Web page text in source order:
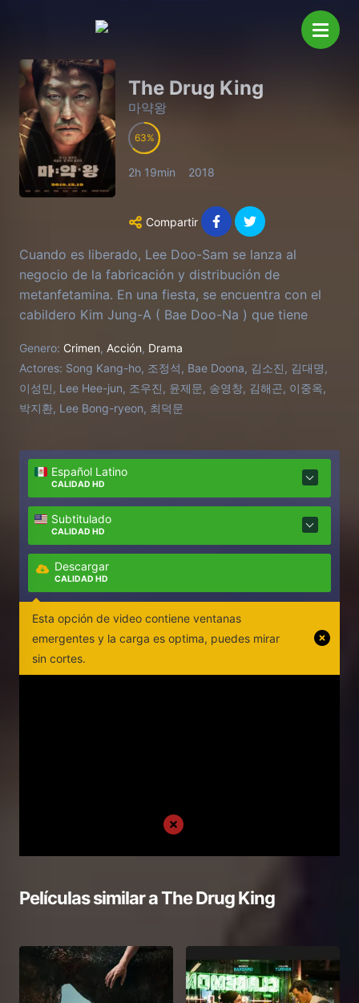
The Drug King
마약왕
63
2h 19min 2018
Compartir
Cuando es liberado, Lee Doo-Sam se lanza al
negocio de la fabricación y distribución de
metanfetamina. En una fiesta, se encuentra con el
cabildero Kim Jung-A ( Bae Doo-Na ) que tiene
une a la empresa comercial de Lee Doo-Sam. Lee
Doo-Sam obtiene ganancias increíbles, pero se
inquieta y se vuelve adicto a la metanfetamina.
Genero: Crimen, Acción, Drama
Actores: Song Kang-ho, 조정석, Bae Doona, 김소진, 김대명,
이성민, Lee Hee-jun, 조우진, 윤제문, 송영창, 김해곤, 이중옥,
박지환, Lee Bong-ryeon, 최덕문
Español Latino
CALIDAD HD
Subtitulado
CALIDAD HD
Descargar
CALIDAD HD
Esta opción de video contiene ventanas
emergentes y la carga es optima, puedes mirar
sin cortes.
Películas similar aThe Drug King